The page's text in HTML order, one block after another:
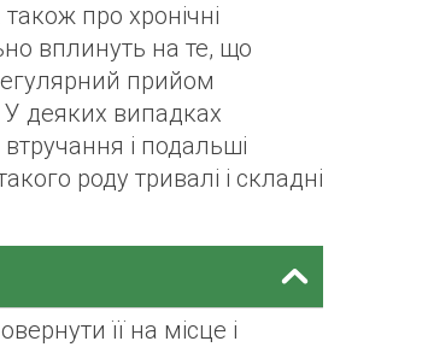
про хронічні
вплинуть на те, що
прийом
У деяких випадках
і подальші
роду тривалі і складні
її на місце і